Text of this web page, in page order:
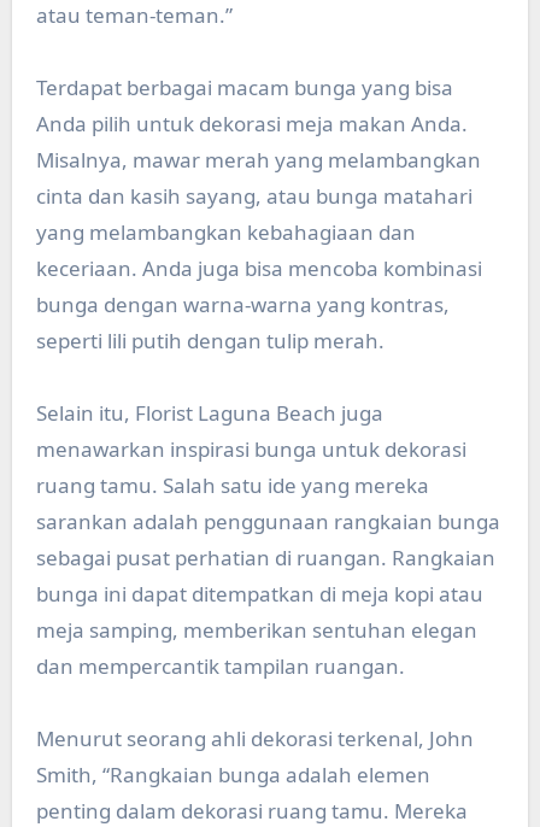
atau teman-teman.”
Terdapat berbagai macam bunga yang bisa
Anda pilih untuk dekorasi meja makan Anda.
Misalnya, mawar merah yang melambangkan
cinta dan kasih sayang, atau bunga matahari
yang melambangkan kebahagiaan dan
keceriaan. Anda juga bisa mencoba kombinasi
bunga dengan warna-warna yang kontras,
seperti lili putih dengan tulip merah.
Selain itu, Florist Laguna Beach juga
menawarkan inspirasi bunga untuk dekorasi
ruang tamu. Salah satu ide yang mereka
sarankan adalah penggunaan rangkaian bunga
sebagai pusat perhatian di ruangan. Rangkaian
bunga ini dapat ditempatkan di meja kopi atau
meja samping, memberikan sentuhan elegan
dan mempercantik tampilan ruangan.
Menurut seorang ahli dekorasi terkenal, John
Smith, “Rangkaian bunga adalah elemen
penting dalam dekorasi ruang tamu. Mereka